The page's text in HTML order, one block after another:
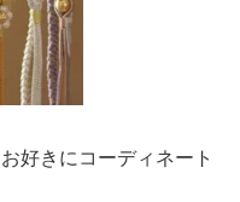
好きにコーディネート